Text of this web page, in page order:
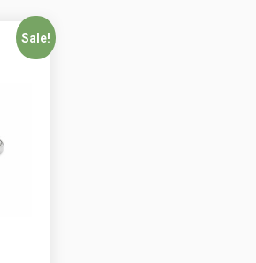
Sale!